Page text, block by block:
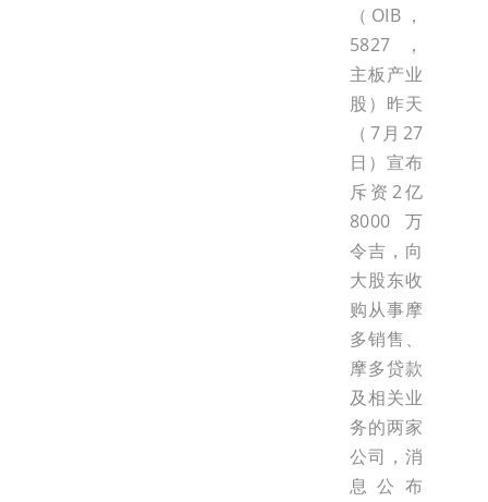
（OIB，
5827，
主板产业
股）昨天
（7月27
日）宣布
斥资2亿
8000万
令吉，向
大股东收
购从事摩
多销售、
摩多贷款
及相关业
务的两家
公司，消
息公布